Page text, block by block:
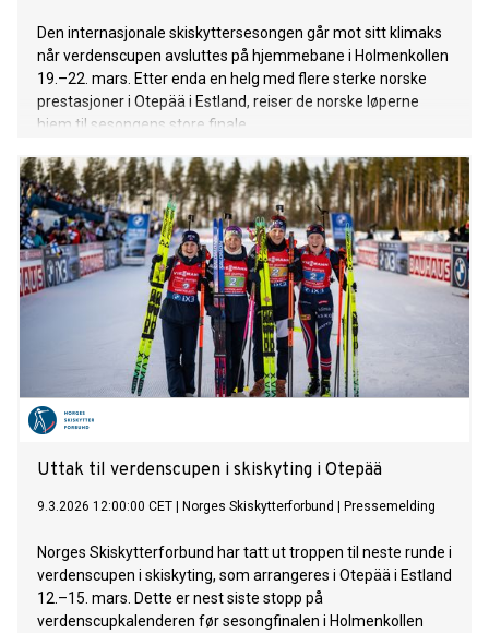
Den internasjonale skiskyttersesongen går mot sitt klimaks
når verdenscupen avsluttes på hjemmebane i Holmenkollen
19.–22. mars. Etter enda en helg med flere sterke norske
prestasjoner i Otepää i Estland, reiser de norske løperne
hjem til sesongens store finale.
Uttak til verdenscupen i skiskyting i Otepää
9.3.2026 12:00:00 CET Norges Skiskytterforbund Pressemelding
Norges Skiskytterforbund har tatt ut troppen til neste runde i
verdenscupen i skiskyting, som arrangeres i Otepää i Estland
12.–15. mars. Dette er nest siste stopp på
verdenscupkalenderen før sesongfinalen i Holmenkollen